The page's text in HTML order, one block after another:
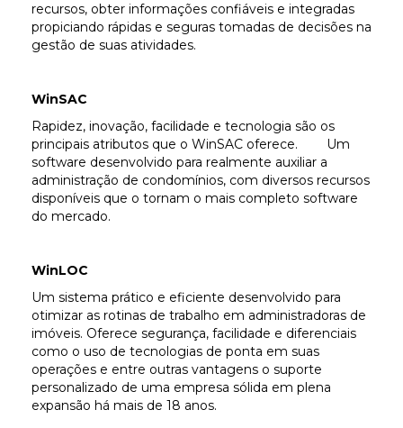
recursos, obter informações confiáveis e integradas
propiciando rápidas e seguras tomadas de decisões na
gestão de suas atividades.
WinSAC
Rapidez, inovação, facilidade e tecnologia são os
principais atributos que o WinSAC oferece. Um
software desenvolvido para realmente auxiliar a
administração de condomínios, com diversos recursos
disponíveis que o tornam o mais completo software
do mercado.
WinLOC
Um sistema prático e eficiente desenvolvido para
otimizar as rotinas de trabalho em administradoras de
imóveis. Oferece segurança, facilidade e diferenciais
como o uso de tecnologias de ponta em suas
operações e entre outras vantagens o suporte
personalizado de uma empresa sólida em plena
expansão há mais de 18 anos.